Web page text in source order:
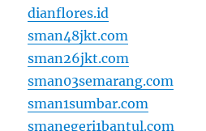
dianflores.id
sman48jkt.com
sman26jkt.com
sman03semarang.com
sman1sumbar.com
smanegeri1bantul.com